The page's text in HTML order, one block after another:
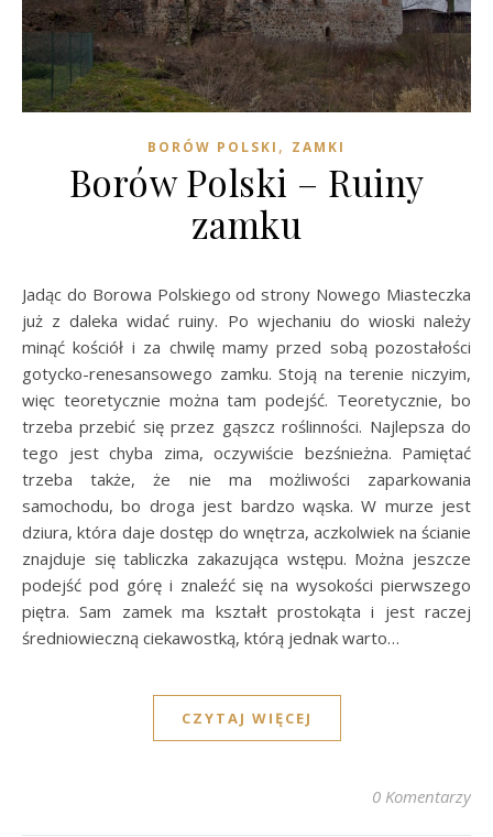
BORÓW POLSKI , ZAMKI
Borów Polski – Ruiny
zamku
Jadąc do Borowa Polskiego od strony Nowego Miasteczka
już z daleka widać ruiny. Po wjechaniu do wioski należy
minąć kościół i za chwilę mamy przed sobą pozostałości
gotycko-renesansowego zamku. Stoją na terenie niczyim,
więc teoretycznie można tam podejść. Teoretycznie, bo
trzeba przebić się przez gąszcz roślinności. Najlepsza do
tego jest chyba zima, oczywiście bezśnieżna. Pamiętać
trzeba także, że nie ma możliwości zaparkowania
samochodu, bo droga jest bardzo wąska. W murze jest
dziura, która daje dostęp do wnętrza, aczkolwiek na ścianie
znajduje się tabliczka zakazująca wstępu. Można jeszcze
podejść pod górę i znaleźć się na wysokości pierwszego
piętra. Sam zamek ma kształt prostokąta i jest raczej
średniowieczną ciekawostką, którą jednak warto…
CZYTAJ WIĘCEJ
0 Komentarzy